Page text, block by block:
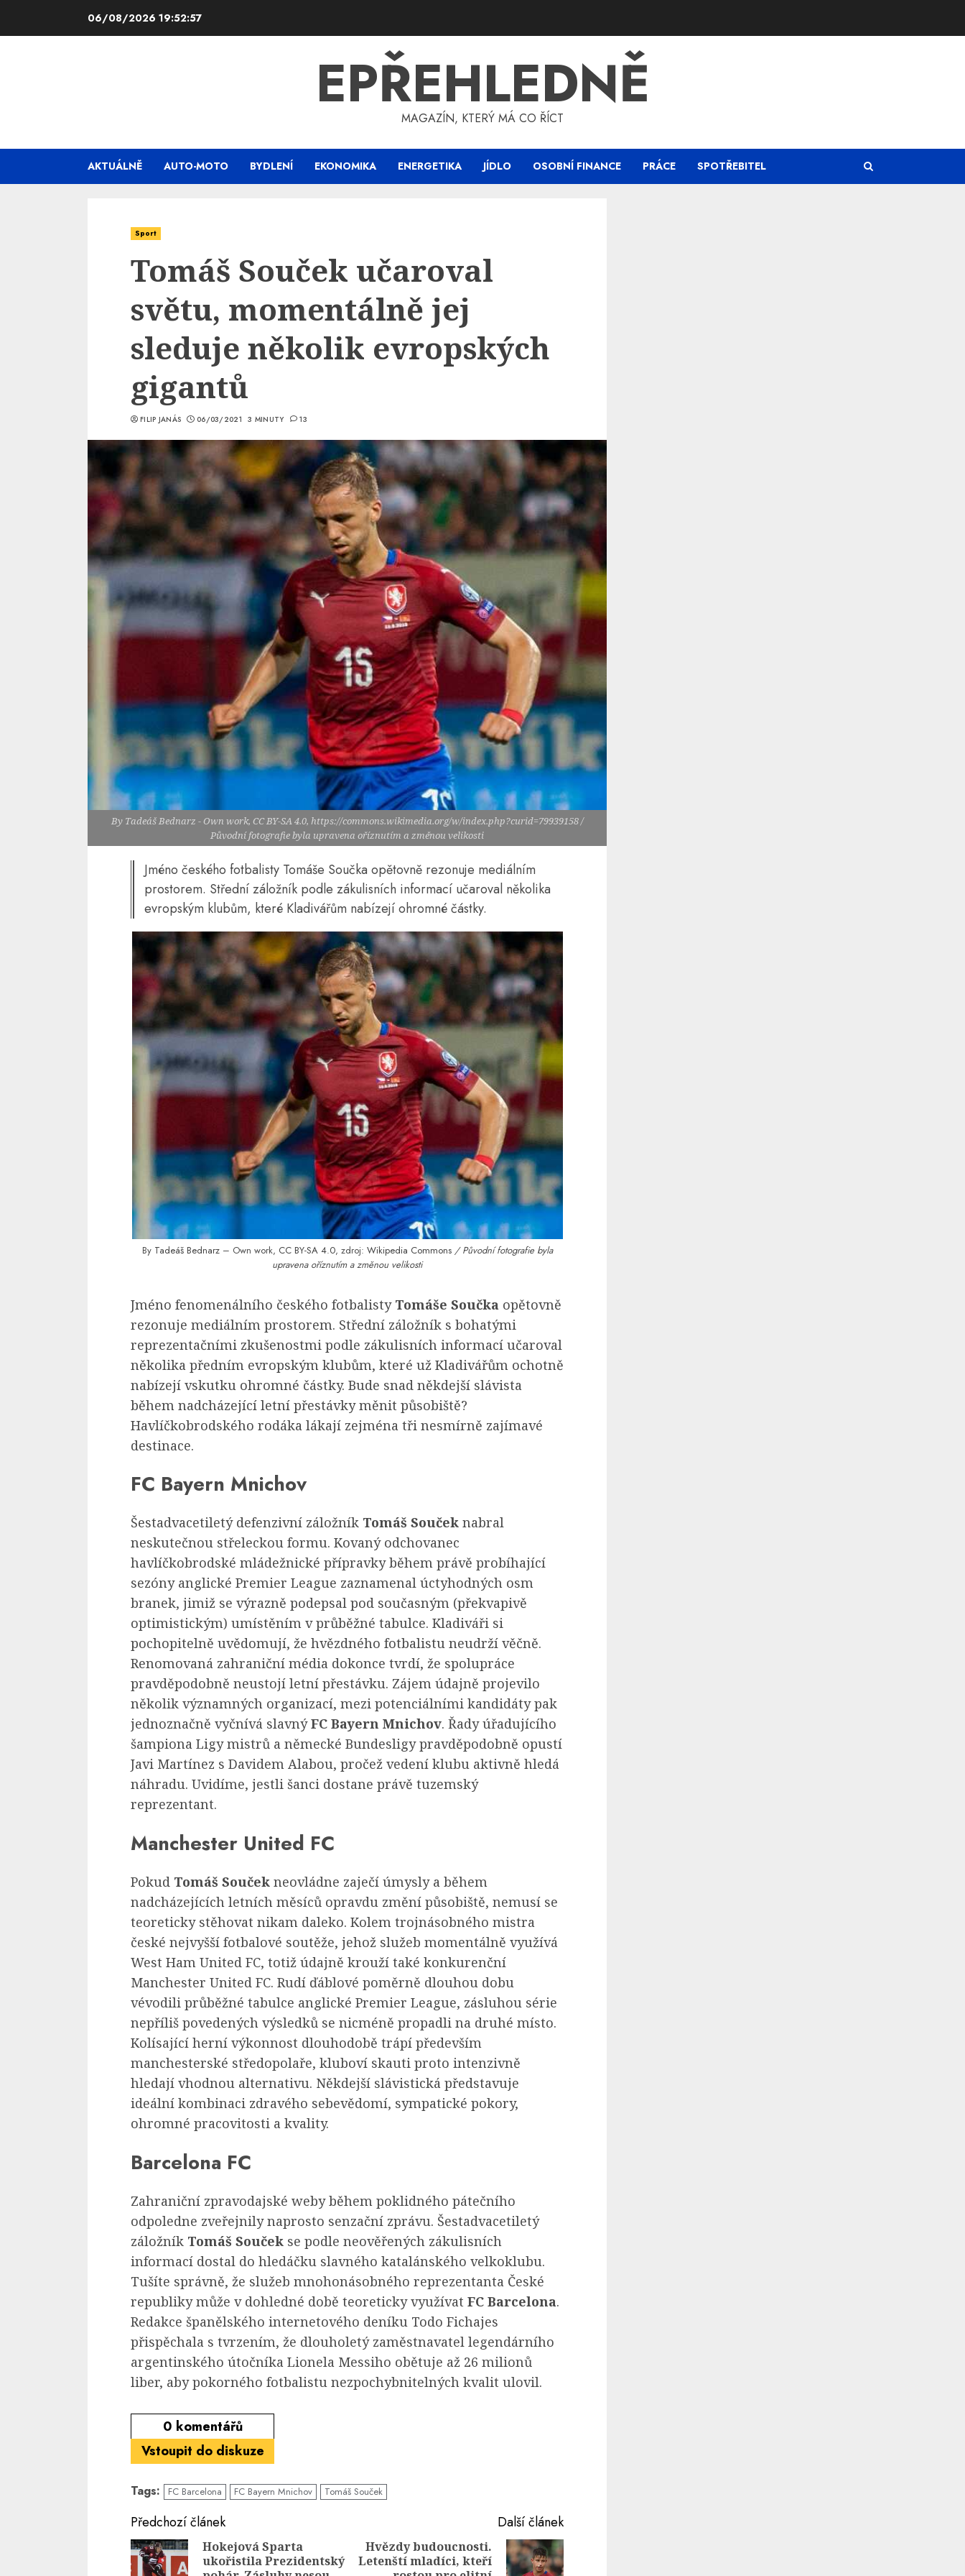
06/08/2026 19:52:58
EPŘEHLEDNĚ
MAGAZÍN, KTERÝ MÁ CO ŘÍCT
AKTUÁLNĚ AUTO-MOTO BYDLENÍ EKONOMIKA ENERGETIKA JÍDLO OSOBNÍ FINANCE PRÁCE SPOTŘEBITEL
Sport
Tomáš Souček učaroval
světu, momentálně jej
sleduje několik evropských
gigantů
FILIP JANÁS 06/03/2021 3 MINUTY 13
By Tadeáš Bednarz - Own work, CC BY-SA 4.0, https://commons.wikimedia.org/w/index.php?curid=79939158 /
Původní fotografie byla upravena oříznutím a změnou velikosti
Jméno českého fotbalisty Tomáše Součka opětovně rezonuje mediálním
prostorem. Střední záložník podle zákulisních informací učaroval několika
evropským klubům, které Kladivářům nabízejí ohromné částky.
By Tadeáš Bednarz– Own work, CC BY-SA 4.0, zdroj: Wikipedia Commons / Původní fotografie byla
upravena oříznutím a změnou velikosti
Jméno fenomenálního českého fotbalisty Tomáše Součka opětovně
rezonuje mediálním prostorem. Střední záložník s bohatými
reprezentačními zkušenostmi podle zákulisních informací učaroval
několika předním evropským klubům, které už Kladivářům ochotně
nabízejí vskutku ohromné částky. Bude snad někdejší slávista
během nadcházející letní přestávky měnit působiště?
Havlíčkobrodského rodáka lákají zejména tři nesmírně zajímavé
destinace.
FC Bayern Mnichov
Šestadvacetiletý defenzivní záložník Tomáš Souček nabral
neskutečnou střeleckou formu. Kovaný odchovanec
havlíčkobrodské mládežnické přípravky během právě probíhající
sezóny anglické Premier League zaznamenal úctyhodných osm
branek, jimiž se výrazně podepsal pod současným (překvapivě
optimistickým) umístěním v průběžné tabulce. Kladiváři si
pochopitelně uvědomují, že hvězdného fotbalistu neudrží věčně.
Renomovaná zahraniční média dokonce tvrdí, že spolupráce
pravděpodobně neustojí letní přestávku. Zájem údajně projevilo
několik významných organizací, mezi potenciálními kandidáty pak
jednoznačně vyčnívá slavnýFC Bayern Mnichov. Řady úřadujícího
šampiona Ligy mistrů a německé Bundesligy pravděpodobně opustí
Javi Martínez s Davidem Alabou, pročež vedení klubu aktivně hledá
náhradu. Uvidíme, jestli šanci dostane právě tuzemský
reprezentant.
Manchester United FC
Pokud Tomáš Souček neovládne zaječí úmysly a během
nadcházejících letních měsíců opravdu změní působiště, nemusí se
teoreticky stěhovat nikam daleko. Kolem trojnásobného mistra
české nejvyšší fotbalové soutěže, jehož služeb momentálně využívá
West Ham United FC, totiž údajně krouží také konkurenční
Manchester United FC. Rudí ďáblové poměrně dlouhou dobu
vévodili průběžné tabulce anglické Premier League, zásluhou série
nepříliš povedených výsledků se nicméně propadli na druhé místo.
Kolísající herní výkonnost dlouhodobě trápí především
manchesterské středopolaře, kluboví skauti proto intenzivně
hledají vhodnou alternativu. Někdejší slávistická představuje
ideální kombinaci zdravého sebevědomí, sympatické pokory,
ohromné pracovitosti a kvality.
Barcelona FC
Zahraniční zpravodajské weby během poklidného pátečního
odpoledne zveřejnily naprosto senzační zprávu. Šestadvacetiletý
záložník Tomáš Souček se podle neověřených zákulisních
informací dostal do hledáčku slavného katalánského velkoklubu.
Tušíte správně, že služeb mnohonásobného reprezentanta České
republiky může v dohledné době teoreticky využívat FC Barcelona.
Redakce španělského internetového deníku Todo Fichajes
přispěchala s tvrzením, že dlouholetý zaměstnavatel legendárního
argentinského útočníka Lionela Messiho obětuje až 26 milionů
liber, aby pokorného fotbalistu nezpochybnitelných kvalit ulovil.
0 komentářů
Vstoupit do diskuze
Tags: FC Barcelona FC Bayern Mnichov Tomáš Souček
Continue
Reading
Předchozí článek
Previous
Hokejová Sparta
ukořistila Prezidentský
Další článek
Next
Hvězdy budoucnosti.
Letenští mladíci, kteří